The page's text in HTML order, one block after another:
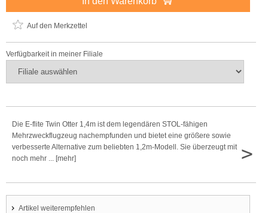
Auf den Merkzettel
Verfügbarkeit in meiner Filiale
Die E-flite Twin Otter 1,4m ist dem legendären STOL-fähigen
Mehrzweckflugzeug nachempfunden und bietet eine größere sowie
verbesserte Alternative zum beliebten 1,2m-Modell. Sie überzeugt mit
noch mehr ... [mehr]
>
Artikel weiterempfehlen